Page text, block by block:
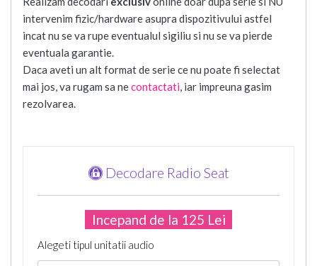
intervenim fizic/hardware asupra dispozitivului astfel
incat nu se va rupe eventualul sigiliu si nu se va pierde
eventuala garantie.
Daca aveti un alt format de serie ce nu poate fi selectat
mai jos, va rugam sa necontactati, iar impreuna gasim
rezolvarea.
Decodare Radio Seat
Incepand de la 125 Lei
Alegeti tipul unitatii audio